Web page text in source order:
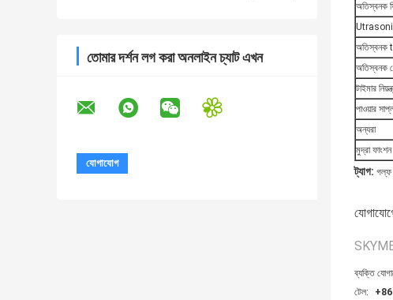
তোমার দর্শন লগ করা অনলাইন চ্যাট এখন
অতিস্বনক
অতিস্বনক
টাইমার
পাওয়ার
অন্যরা
মুদ্রা ফাংশন
ট্যাগ: গল্ফ
ব্যক্তি
টেল: